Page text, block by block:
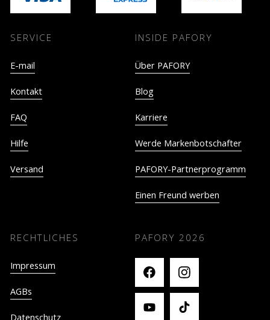
SERVICE
E-mail
Kontakt
FAQ
Hilfe
Versand
INSIDE PAFORY
Über PAFORY
Blog
Karriere
Werde Markenbotschafter
PAFORY-Partnerprogramm
Einen Freund werben
RECHTLICHES
Impressum
AGBs
Datenschutz
PAFORY 2026